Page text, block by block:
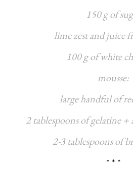
150 g of
lime zest and juice
100 g of white
mousse:
large handful of
2 tablespoons of gelatine
2-3 tablespoons of
* * *